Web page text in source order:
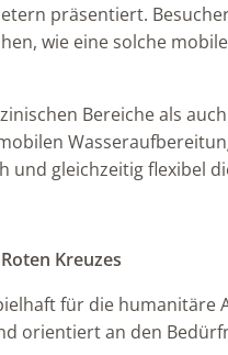
präsentiert.
wie eine solche
Bereiche als
und gleichzeitig flexibel
Kreuzes
für die humanitäre
orientiert an den